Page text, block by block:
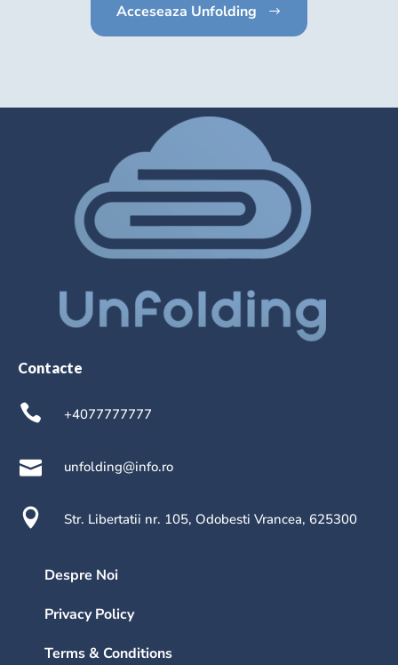
Acceseaza Unfolding
Contacte
+4077777777
unfolding@info.ro
Str. Libertatii nr. 105, Odobesti Vrancea, 625300
Despre Noi
Privacy Policy
Terms & Conditions